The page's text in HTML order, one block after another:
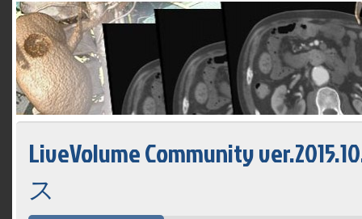
LiveVolume Community
ス